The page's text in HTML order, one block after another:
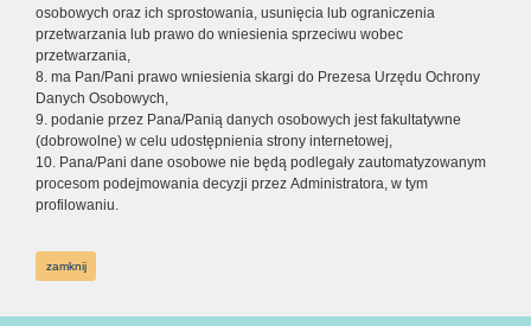
osobowych oraz ich sprostowania, usunięcia lub ograniczenia
przetwarzania lub prawo do wniesienia sprzeciwu wobec
przetwarzania,
8. ma Pan/Pani prawo wniesienia skargi do Prezesa Urzędu Ochrony
Danych Osobowych,
9. podanie przez Pana/Panią danych osobowych jest fakultatywne
(dobrowolne) w celu udostępnienia strony internetowej,
10. Pana/Pani dane osobowe nie będą podlegały zautomatyzowanym
procesom podejmowania decyzji przez Administratora, w tym
profilowaniu.
zamknij